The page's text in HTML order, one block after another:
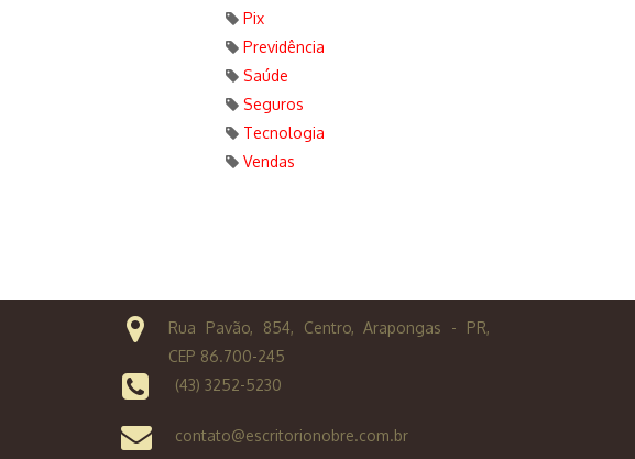
Pix
Previdência
Saúde
Seguros
Tecnologia
Vendas
Rua Pavão, 854, Centro, Arapongas - PR,
CEP 86.700-245
(43) 3252-5230
contato@escritorionobre.com.br